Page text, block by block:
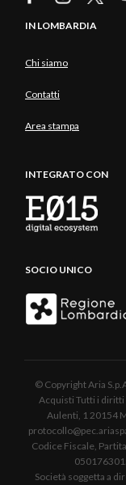
IN LOMBARDIA
Chi siamo
Contatti
Area stampa
INTEGRATO CON
SOCIO UNICO
© Copyright Aria
Acquisti Tutti i
Aulenti, 1
Codice Fiscale,
Società soggetta a